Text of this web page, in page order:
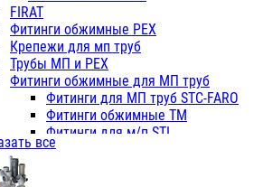
Фитинги ПП белые
Фитинги ПП белые
Фитинги ППс металл.белые
VALFEX
Трубы PE-RT
Трубы ПП водопровод белые
Трубы ПП водопровод серые
Трубы армированные
Трубы армированные
FIRAT
Фитинги обжимные PEX
Крепежи для мп труб
Трубы МП и PEX
Фитинги обжимные для МП труб
Фитинги для МП труб STC-FARO
Фитинги обжимные ТМ
Фитинги для м/п STI
Фитинги для МП труб TITAN
все